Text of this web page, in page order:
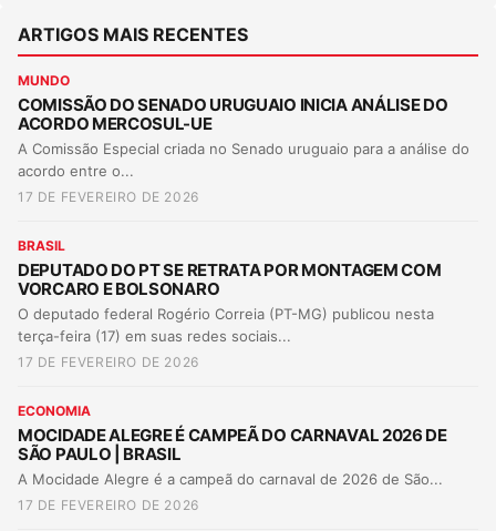
ARTIGOS MAIS RECENTES
MUNDO
COMISSÃO DO SENADO URUGUAIO INICIA ANÁLISE DO
ACORDO MERCOSUL-UE
A Comissão Especial criada no Senado uruguaio para a análise do
acordo entre o...
17 DE FEVEREIRO DE 2026
BRASIL
DEPUTADO DO PT SE RETRATA POR MONTAGEM COM
VORCARO E BOLSONARO
O deputado federal Rogério Correia (PT-MG) publicou nesta
terça-feira (17) em suas redes sociais...
17 DE FEVEREIRO DE 2026
ECONOMIA
MOCIDADE ALEGRE É CAMPEÃ DO CARNAVAL 2026 DE
SÃO PAULO | BRASIL
A Mocidade Alegre é a campeã do carnaval de 2026 de São...
17 DE FEVEREIRO DE 2026